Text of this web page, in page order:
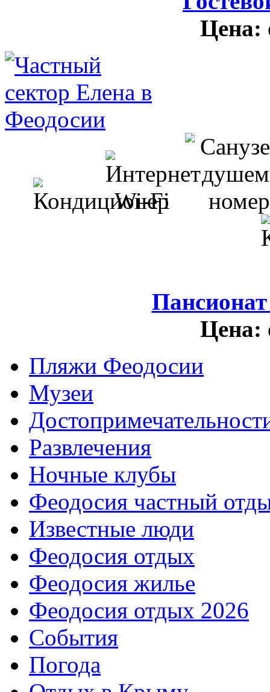
Цена:
Цена:
Пляжи Феодосии
Музеи
Развлечения
Ночные клубы
Феодосия частный
Известные люди
Феодосия отдых
Феодосия жилье
Феодосия отдых 2026
События
Погода